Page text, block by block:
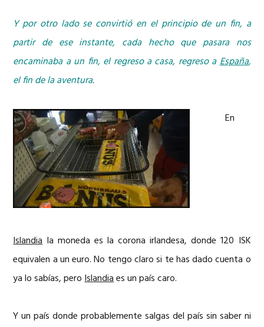
Y por otro lado se convirtió en el principio de un fin, a
partir de ese instante, cada hecho que pasara nos
encaminaba a un fin, el regreso a casa, regreso aEspaña,
el fin de la aventura.
En
Islandiala moneda es la corona irlandesa, donde 120 ISK
equivalen a un euro. No tengo claro si te has dado cuenta o
ya lo sabías, peroIslandiaes un país caro.
Y un país donde probablemente salgas del país sin saber ni